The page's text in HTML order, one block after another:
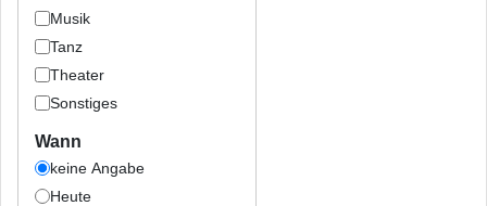
Musik
Tanz
Theater
Sonstiges
Wann
keine Angabe
Heute